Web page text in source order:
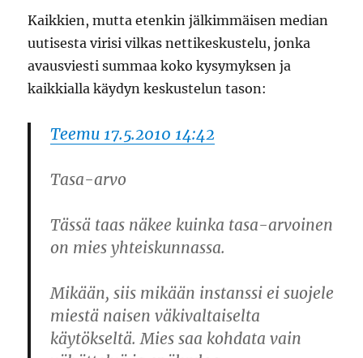
Kaikkien, mutta etenkin jälkimmäisen median
uutisesta virisi vilkas nettikeskustelu, jonka
avausviesti summaa koko kysymyksen ja
kaikkialla käydyn keskustelun tason:
Teemu 17.5.2010 14:42
Tasa-arvo
Tässä taas näkee kuinka tasa-arvoinen
on mies yhteiskunnassa.
Mikään, siis mikään instanssi ei suojele
miestä naisen väkivaltaiselta
käytökseltä. Mies saa kohdata vain